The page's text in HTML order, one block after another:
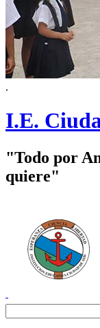
.
I.E.
"Todo por
quiere"